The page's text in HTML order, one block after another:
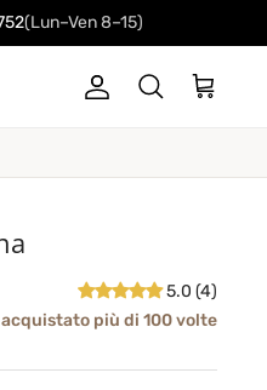
(Lun–Ven 8–15)
Account
Cerca Carrello
5.0 (4)
acquistato più di 100 volte